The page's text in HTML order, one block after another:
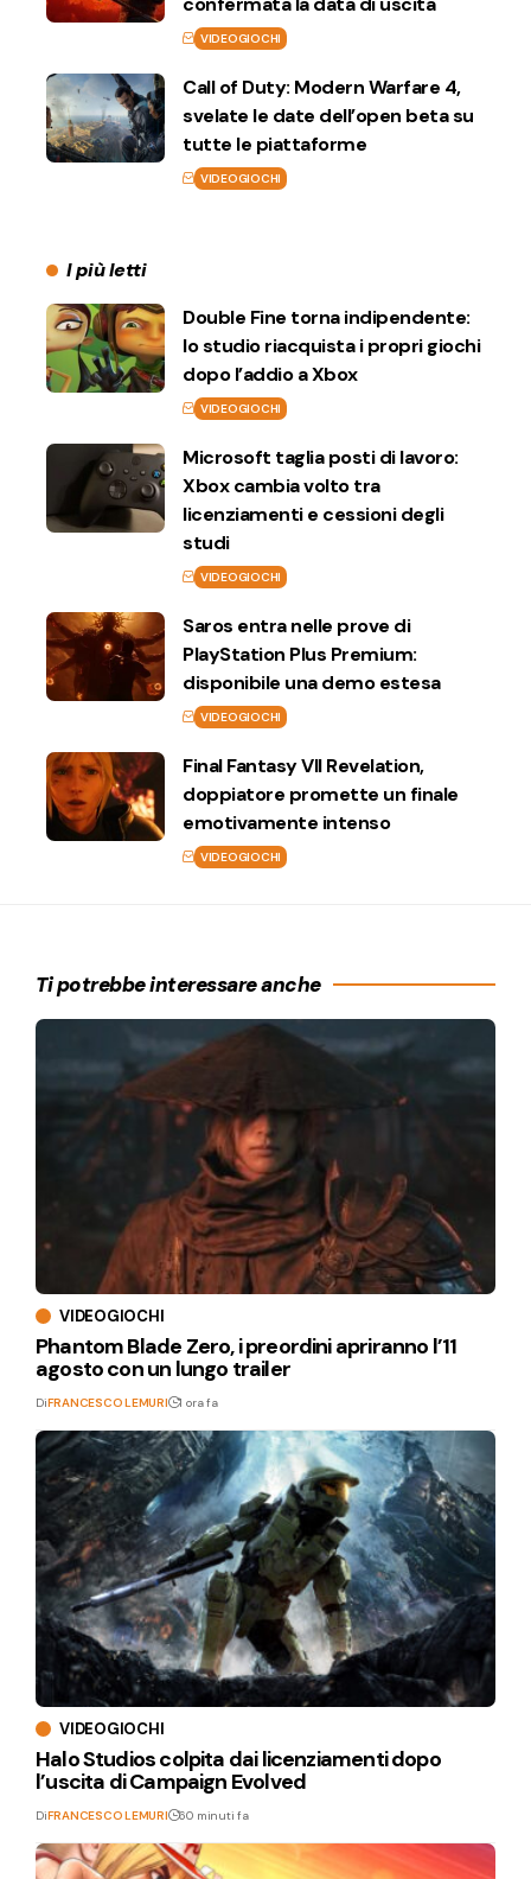
VIDEOGIOCHI
Call of Duty: Modern Warfare 4,
svelate le date dell’open beta su
tutte le piattaforme
VIDEOGIOCHI
I più letti
Double Fine torna indipendente:
lo studio riacquista i propri giochi
dopo l’addio a Xbox
VIDEOGIOCHI
Microsoft taglia posti di lavoro:
Xbox cambia volto tra
licenziamenti e cessioni degli
studi
VIDEOGIOCHI
Saros entra nelle prove di
PlayStation Plus Premium:
disponibile una demo estesa
VIDEOGIOCHI
Final Fantasy VII Revelation,
doppiatore promette un finale
emotivamente intenso
VIDEOGIOCHI
Ti potrebbe interessare anche
VIDEOGIOCHI
Phantom Blade Zero, i preordini apriranno l’11
agosto con un lungo trailer
DiFRANCESCO LEMURI 1 ora fa
VIDEOGIOCHI
Halo Studios colpita dai licenziamenti dopo
l’uscita di Campaign Evolved
DiFRANCESCO LEMURI 60 minuti fa